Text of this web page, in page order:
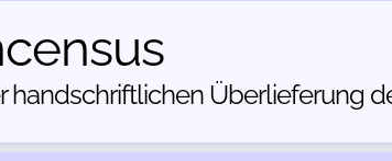
handschriftlichen Über­lieferung